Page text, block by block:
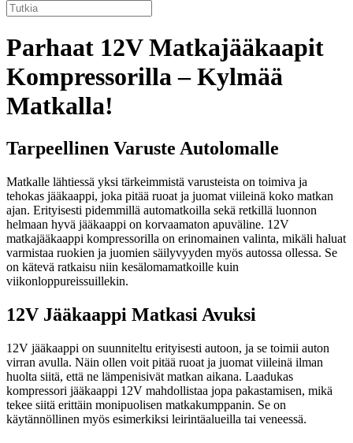
Parhaat 12V Matkajääkaapit
Kompressorilla – Kylmää
Matkalla!
Tarpeellinen Varuste Autolomalle
Matkalle lähtiessä yksi tärkeimmistä varusteista on toimiva ja
tehokas jääkaappi, joka pitää ruoat ja juomat viileinä koko matkan
ajan. Erityisesti pidemmillä automatkoilla sekä retkillä luonnon
helmaan hyvä jääkaappi on korvaamaton apuväline. 12V
matkajääkaappi kompressorilla on erinomainen valinta, mikäli haluat
varmistaa ruokien ja juomien säilyvyyden myös autossa ollessa. Se
on kätevä ratkaisu niin kesälomamatkoille kuin
viikonloppureissuillekin.
12V Jääkaappi Matkasi Avuksi
12V jääkaappi on suunniteltu erityisesti autoon, ja se toimii auton
virran avulla. Näin ollen voit pitää ruoat ja juomat viileinä ilman
huolta siitä, että ne lämpenisivät matkan aikana. Laadukas
kompressori jääkaappi 12V mahdollistaa jopa pakastamisen, mikä
tekee siitä erittäin monipuolisen matkakumppanin. Se on
käytännöllinen myös esimerkiksi leirintäalueilla tai veneessä.